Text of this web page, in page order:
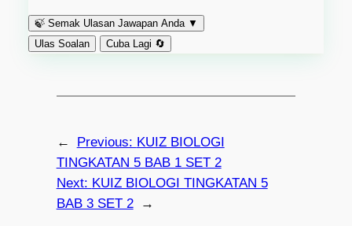
🍃 Semak Ulasan Jawapan Anda ▼
Ulas Soalan
Cuba Lagi 🔄
← Previous: KUIZ BIOLOGI
TINGKATAN 5 BAB 1 SET 2
Next: KUIZ BIOLOGI TINGKATAN 5
BAB 3 SET 2
→